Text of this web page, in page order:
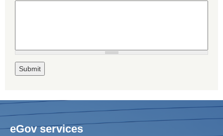
eGov services